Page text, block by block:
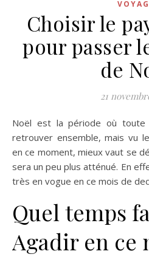
Choisir le
pour passer
de
21
Noël est la période où toute la famille est censée se
retrouver ensemble, mais vu
en ce moment, mieux vaut se
sera un peu plus atténué. En
très en vogue en ce mois de
Quel temps
Agadir en ce